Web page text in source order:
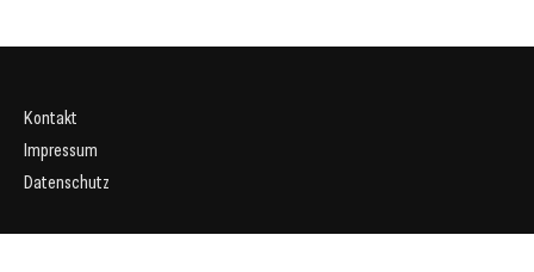
Kontakt
Impressum
Datenschutz